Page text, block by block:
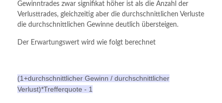
Gewinntrades zwar signifikat höher ist als die Anzahl der
Verlusttrades, gleichzeitig aber die durchschnittlichen Verluste
die durchschnittlichen Gewinne deutlich übersteigen.
Der Erwartungswert wird wie folgt berechnet
(1+durchschnittlicher Gewinn / durchschnittlicher
Verlust)*Trefferquote - 1